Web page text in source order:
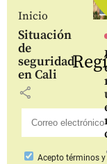
Inicio
Situación
de
seguridad
en Cali
share
Aceptotérminos